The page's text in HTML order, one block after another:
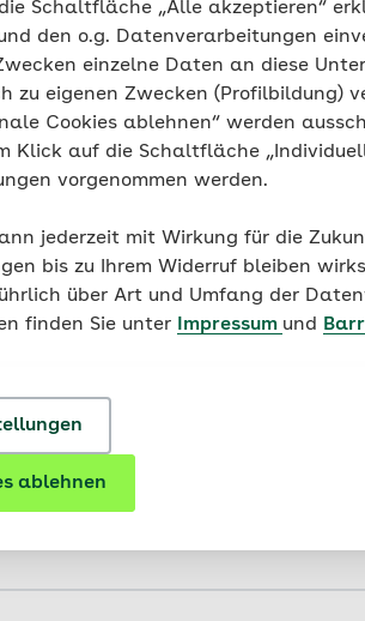
Schaltfläche „Alle akzeptieren“
den o.g. Datenverarbeitungen
einzelne Daten an diese
zu eigenen Zwecken (Profilbildung)
Cookies ablehnen“ werden
Klick auf die Schaltfläche
vorgenommen werden.
jederzeit mit Wirkung für die
bis zu Ihrem Widerruf bleiben
über Art und Umfang der
finden Sie unter
Impressum und
ablehnen
Veranstaltungsort
Obere Hauptstr. 107
09243 Niederfrohna